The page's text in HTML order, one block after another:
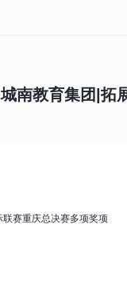
城南教育集团|拓